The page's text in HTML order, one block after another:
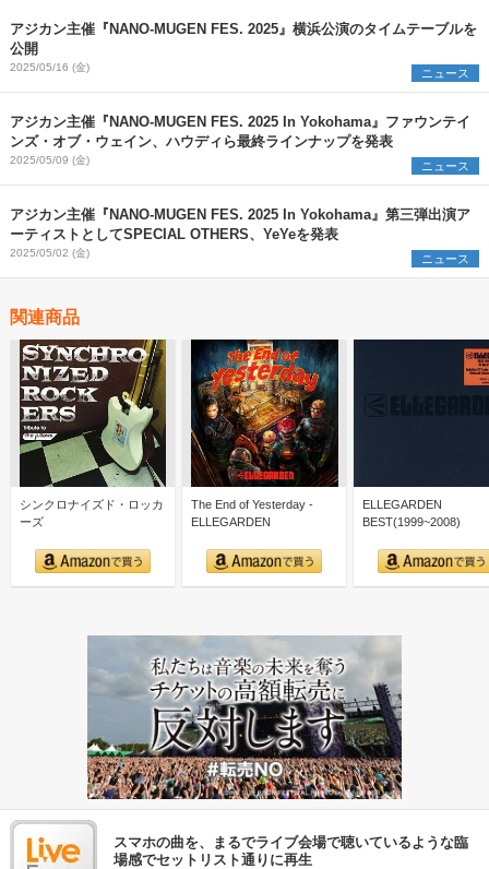
アジカン主催『NANO-MUGEN FES. 2025』横浜公演のタイムテーブルを
公開
2025/05/16 (金) ニュース
アジカン主催『NANO-MUGEN FES. 2025 In Yokohama』ファウンテイ
ンズ・オブ・ウェイン、ハウディら最終ラインナップを発表
2025/05/09 (金) ニュース
アジカン主催『NANO-MUGEN FES. 2025 In Yokohama』第三弾出演ア
ーティストとしてSPECIAL OTHERS、YeYeを発表
2025/05/02 (金) ニュース
関連商品
シンクロナイズド・ロッカ
ーズ
The End of Yesterday -
ELLEGARDEN
ELLEGARDEN
BEST(1999~2008)
スマホの曲を、まるでライブ会場で聴いているような臨
場感でセットリスト通りに再生